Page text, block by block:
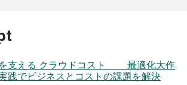
支える クラウドコスト 最適化大作
践でビジネスとコストの課題を解決